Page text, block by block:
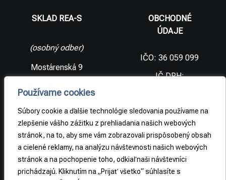
Používame cookies
Súbory cookie a ďalšie technológie sledovania používame na
zlepšenie vášho zážitku z prehliadania našich webových
stránok, na to, aby sme vám zobrazovali prispôsobený obsah
a cielené reklamy, na analýzu návštevnosti našich webových
stránok a na pochopenie toho, odkiaľ naši návštevníci
prichádzajú. Kliknutím na „Prijať všetko“ súhlasíte s
SKLAD REA-S
(osobný odber)
Mostárenská 9
republika
OBCHODNÉ
ÚDAJE
IČO: 36 059 099
IČ DPH:
2021733065
PRÁVNE
INFORMÁCIE
Obchodné